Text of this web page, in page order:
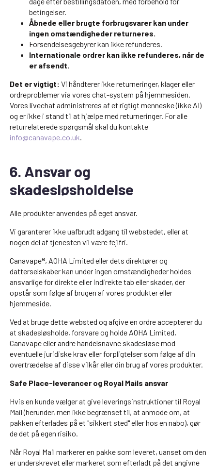
betingelser.
Åbnede eller brugte forbrugsvarer kan under
ingen omstændigheder returneres.
Forsendelsesgebyrer kan ikke refunderes.
Internationale ordrer kan ikke refunderes, når de
er afsendt.
Det er vigtigt: Vi håndterer ikke returneringer, klager eller
ordreproblemer via vores chat-system på hjemmesiden.
Vores livechat administreres af et rigtigt menneske (ikke AI)
og er ikke i stand til at hjælpe med returneringer. For alle
returrelaterede spørgsmål skal du kontakte
info@canavape.co.uk.
6. Ansvar og
skadesløsholdelse
Alle produkter anvendes på eget ansvar.
Vi garanterer ikke uafbrudt adgang til webstedet, eller at
nogen del af tjenesten vil være fejlfri.
Canavape®, AOHA Limited eller dets direktører og
datterselskaber kan under ingen omstændigheder holdes
ansvarlige for direkte eller indirekte tab eller skader, der
opstår som følge af brugen af vores produkter eller
hjemmeside.
Ved at bruge dette websted og afgive en ordre accepterer du
at skadesløsholde, forsvare og holde AOHA Limited,
Canavape eller andre handelsnavne skadesløse mod
eventuelle juridiske krav eller forpligtelser som følge af din
overtrædelse af disse vilkår eller din brug af vores produkter.
Safe Place-leverancer og Royal Mails ansvar
Hvis en kunde vælger at give leveringsinstruktioner til Royal
Mail (herunder, men ikke begrænset til, at anmode om, at
pakken efterlades på et "sikkert sted" eller hos en nabo), gør
de det på egen risiko.
Når Royal Mail markerer en pakke som leveret, uanset om den
er underskrevet eller markeret som efterladt på det angivne